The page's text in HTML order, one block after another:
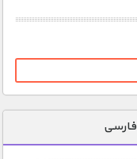
فارسی